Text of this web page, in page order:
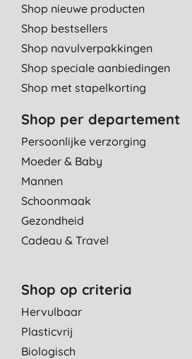
Shop nieuwe producten
Shop bestsellers
Shop navulverpakkingen
Shop speciale aanbiedingen
Shop met stapelkorting
Shop per departement
Persoonlijke verzorging
Moeder & Baby
Mannen
Schoonmaak
Gezondheid
Cadeau & Travel
Shop op criteria
Hervulbaar
Plasticvrij
Biologisch